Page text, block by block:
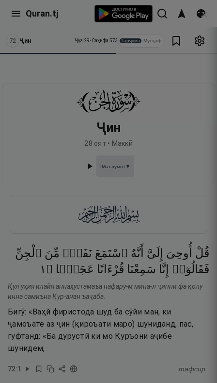
Quran.tj
72 Ҷин Ҷуз 29•Саҳифа 573 Тарҷума Мусҳаф
Ҷин
28 оят • Маккӣ
ℹ️Маълумот▼
قُلْ أُوحِىَ إِلَىَّ أَنَّهُ ٱسْتَمَعَ نَفَرٌۭ مِّنَ ٱلْجِنِّ
فَقَالُوٓا۟ إِنَّا سَمِعْنَا قُرْءَانًا عَجَبًۭا ۝ ١
Қул уҳия илайя аннаҳустамаъа нафару-м мина-л ҷинни фа қолу
инна самиъна Қур-анан ъаҷаба.
Бигӯ: «Ваҳй фиристода шуд ба сӯйи ман, ки
ҷамоъате аз ҷин (қироъати маро) шуниданд, пас,
гуфтанд: «Ба дурустӣ ки мо Қуръони аҷибе
шунидем,
72:1 тафсир